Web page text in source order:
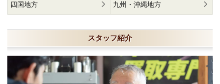
四国地方 九州・沖縄地方
スタッフ紹介